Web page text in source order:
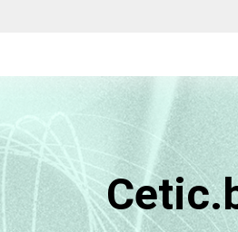
Base:
I, K e a
Não sabe
3A
atividades
Veja a